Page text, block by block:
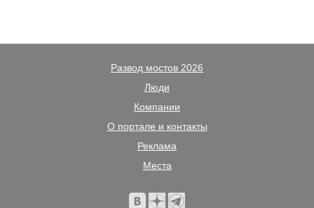
Развод мостов 2026
Люди
Компании
О портале и контакты
Реклама
Места